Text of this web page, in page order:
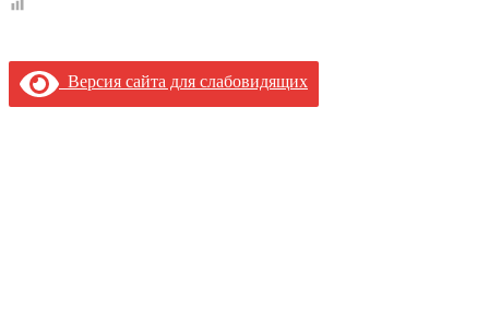
Версия сайта для слабовидящих